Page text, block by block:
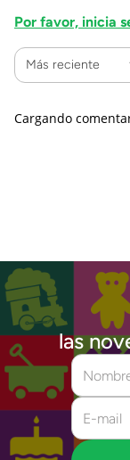
Por favor, inicia
Más reciente
Cargando
las